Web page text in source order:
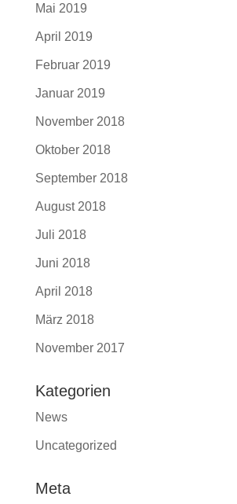
Mai 2019
April 2019
Februar 2019
Januar 2019
November 2018
Oktober 2018
September 2018
August 2018
Juli 2018
Juni 2018
April 2018
März 2018
November 2017
Kategorien
News
Uncategorized
Meta